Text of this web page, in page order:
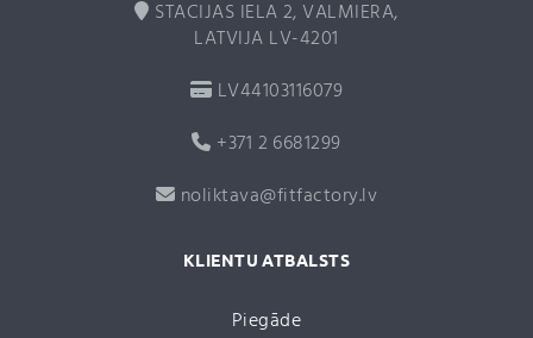
STACIJAS IELA 2, VALMIERA,
LATVIJA LV-4201
LV44103116079
+371 2 6681299
noliktava@fitfactory.lv
KLIENTU ATBALSTS
Piegāde